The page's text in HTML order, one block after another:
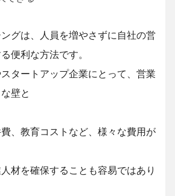
グは、人員を増やさずに自社の営
便利な方法です。
タートアップ企業にとって、営業
壁と
、教育コストなど、様々な費用が
材を確保することも容易ではあり